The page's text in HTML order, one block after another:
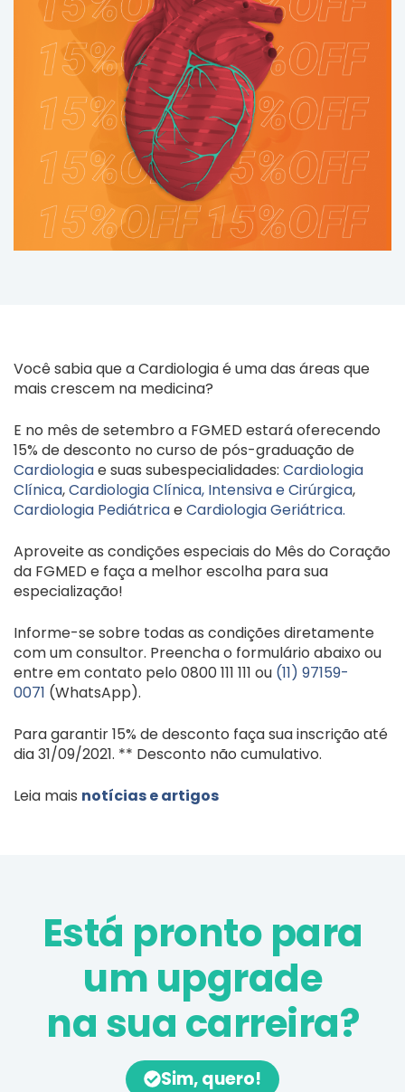
Você sabia que a Cardiologia é uma das áreas que
mais crescem na medicina?
E no mês de setembro a FGMED estará oferecendo
15% de desconto no curso de pós-graduação de
Cardiologiae suas subespecialidades: Cardiologia
Clínica,Cardiologia Clínica, Intensiva e Cirúrgica,
Cardiologia PediátricaeCardiologia Geriátrica.
Aproveite as condições especiais do Mês do Coração
da FGMED e faça a melhor escolha para sua
especialização!
Informe-se sobre todas as condições diretamente
com um consultor. Preencha o formulário abaixo ou
entre em contato pelo 0800 111 111 ou (11) 97159-
0071 (WhatsApp).
Para garantir 15% de desconto faça sua inscrição até
dia 31/09/2021. ** Desconto não cumulativo.
Leia mais notícias e artigos
Está pronto para
um upgrade
na sua carreira?
Sim, quero!